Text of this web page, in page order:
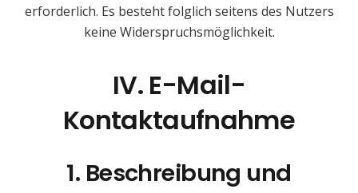
erforderlich. Es besteht folglich seitens des Nutzers
keine Widerspruchsmöglichkeit.
IV. E-Mail-
Kontaktaufnahme
1. Beschreibung und